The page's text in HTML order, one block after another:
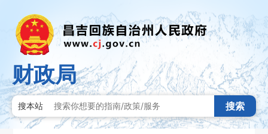
财政局
搜本站 搜索